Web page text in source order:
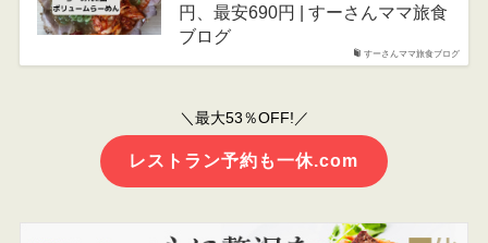
すーさんママ旅食ブログ
円、最安690円 | すーさんママ旅食
ブログ
＼最大53％OFF!／
レストラン予約も一休.com